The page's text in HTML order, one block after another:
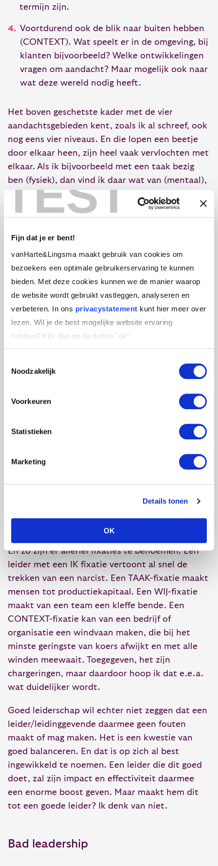
TEST
Fijn dat je er bent!
vanHarte&Lingsma maakt gebruik van cookies om
bezoekers een optimale gebruikerservaring te kunnen
bieden. Met deze cookies kunnen we de manier waarop
de website wordt gebruikt vastleggen, analyseren en
verbeteren. In ons privacystatement kunt hier meer over
lezen. Wil je de best mogelijke website ervaring
hebben? Klik dan op de button "ok''
Noodzakelijk
Voorkeuren
Statistieken
Marketing
Details tonen
OK
termijn zijn.
Voortdurend ook de blik naar buiten hebben
(CONTEXT). Wat speelt er in de omgeving, bij
klanten bijvoorbeeld? Welke ontwikkelingen
vragen om aandacht? Maar mogelijk ook naar
wat deze wereld nodig heeft.
Het boven geschetste kader met de vier
aandachtsgebieden kent, zoals ik al schreef, ook
nog eens vier niveaus. En die lopen een beetje
door elkaar heen, zijn heel vaak vervlochten met
elkaar. Als ik bijvoorbeeld met een taak bezig
ben (fysiek), dan vind ik daar wat van (mentaal),
voel ik daar wat bij (emotioneel) en geef ik er in
zekere zin ook betekenis aan (spiritueel).
Fixeren
Wat ik vaak zie, ook bij mezelf, is de neiging om
te fixeren. Daarmee bedoel ik dat wij met onze
aandacht blijven hangen in een of twee
aandachtsgebieden. Zo op het eerste gezicht
zijn daar allerlei vaak plausibele redenen voor.
Wanneer ik echter wat meer inzoom, dan blijken
heb ik de neiging om gas te gaan geven op wat
omdat dat zo belangrijk is voor mijn klanten
hulp (WIJ),
(IK).
En zo zijn er allerlei fixaties te benoemen. Een
leider met een IK fixatie vertoont al snel de
trekken van een narcist. Een TAAK-fixatie maakt
mensen tot productiekapitaal. Een WIJ-fixatie
maakt van een team een kleffe bende. Een
CONTEXT-fixatie kan van een bedrijf of
organisatie een windvaan maken, die bij het
minste geringste van koers afwijkt en met alle
winden meewaait. Toegegeven, het zijn
chargeringen, maar daardoor hoop ik dat e.e.a.
wat duidelijker wordt.
Goed leiderschap wil echter niet zeggen dat een
leider/leidinggevende daarmee geen fouten
maakt of mag maken. Het is een kwestie van
goed balanceren. En dat is op zich al best
ingewikkeld te noemen. Een leider die dit goed
doet, zal zijn impact en effectiviteit daarmee
een enorme boost geven. Maar maakt hem dit
tot een goede leider? Ik denk van niet.
Bad leadership